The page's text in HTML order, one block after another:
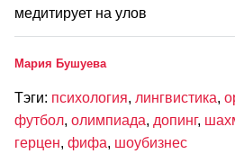
медитирует на улов
Мария Бушуева
Тэги: психология, лингвистика,
футбол, олимпиада, допинг,
герцен, фифа, шоубизнес